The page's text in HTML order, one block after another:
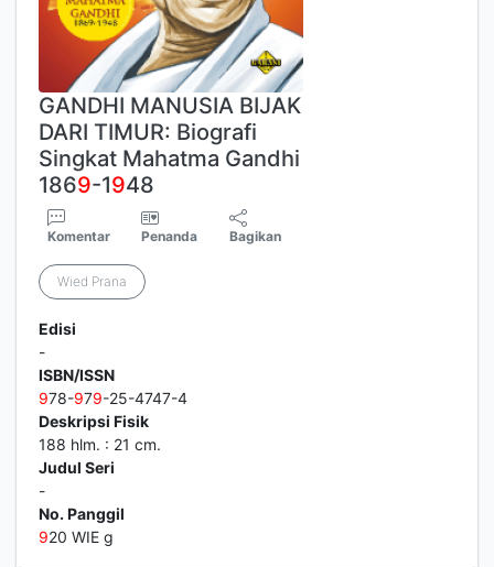
GANDHI MANUSIA BIJAK
DARI TIMUR: Biografi
Singkat Mahatma Gandhi
1869-1948
Komentar Penanda Bagikan
Wied Prana
Edisi
-
ISBN/ISSN
978-979-25-4747-4
Deskripsi Fisik
188 hlm. : 21 cm.
Judul Seri
-
No. Panggil
920 WIE g